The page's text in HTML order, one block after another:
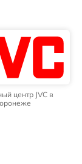
центр JVC в